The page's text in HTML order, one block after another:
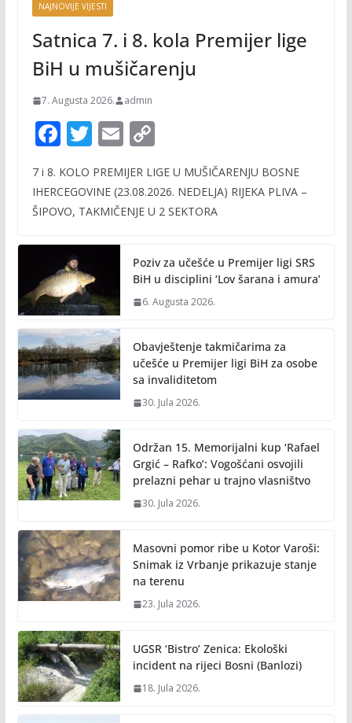
NAJNOVIJE VIJESTI
Satnica 7. i 8. kola Premijer lige
BiH u mušičarenju
7. Augusta 2026. admin
F
e
b
o
k
T
itt
er
E
ai
l
C
p
y
n
k
7 i 8. KOLO PREMIJER LIGE U MUŠIČARENJU BOSNE
IHERCEGOVINE (23.08.2026. NEDELJA) RIJEKA PLIVA –
ŠIPOVO, TAKMIČENJE U 2 SEKTORA
Poziv za učešće u Premijer ligi SRS
BiH u disciplini ‘Lov šarana i amura’
6. Augusta 2026.
Obavještenje takmičarima za
učešće u Premijer ligi BiH za osobe
sa invaliditetom
30. Jula 2026.
Održan 15. Memorijalni kup ‘Rafael
Grgić – Rafko’: Vogošćani osvojili
prelazni pehar u trajno vlasništvo
30. Jula 2026.
Masovni pomor ribe u Kotor Varoši:
Snimak iz Vrbanje prikazuje stanje
na terenu
23. Jula 2026.
UGSR ‘Bistro’ Zenica: Ekološki
incident na rijeci Bosni (Banlozi)
18. Jula 2026.